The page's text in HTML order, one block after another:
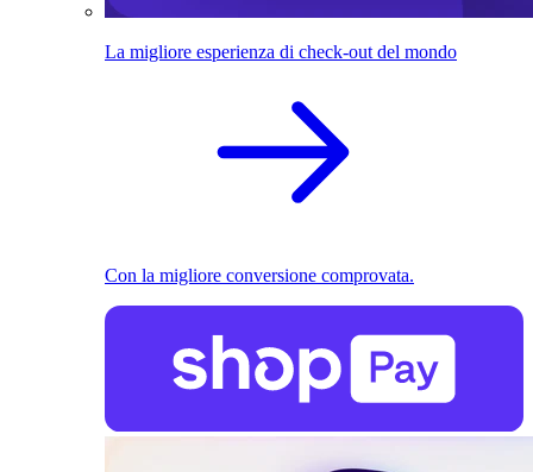
La migliore esperienza di check-out del mondo
Con la migliore conversione comprovata.